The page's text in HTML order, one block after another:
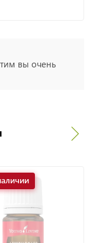
вы очень